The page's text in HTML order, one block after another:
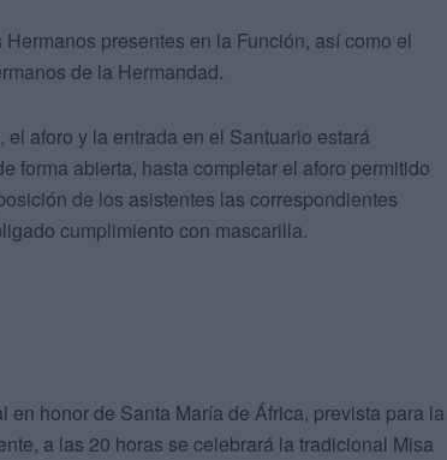
presentes en la Función, así como el
de la Hermandad.
aforo y la entrada en el Santuario estará
forma abierta, hasta completar el aforo permitido
de los asistentes las correspondientes
cumplimiento con mascarilla.
honor de Santa María de África, prevista para la
a las 20 horas se celebrará la tradicional Misa